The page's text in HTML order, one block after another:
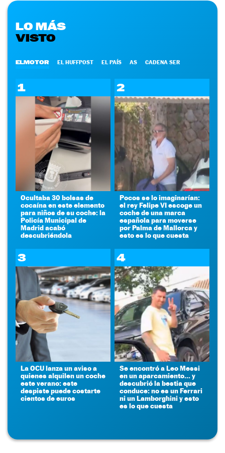
LO MÁS
VISTO
ELMOTOR EL HUFFPOST EL PAÍS AS CADENA SER
1
Ocultaba 30 bolsas de
cocaína en este elemento
para niños de su coche: la
Policía Municipal de
Madrid acabó
descubriéndola
2
Pocos se lo imaginarían:
el rey Felipe VI escoge un
coche de una marca
española para moverse
por Palma de Mallorca y
esto es lo que cuesta
3
La OCU lanza un aviso a
quienes alquilen un coche
este verano: este
despiste puede costarte
cientos de euros
4
Se encontró a Leo Messi
en un aparcamiento... y
descubrió la bestia que
conduce: no es un Ferrari
ni un Lamborghini y esto
es lo que cuesta